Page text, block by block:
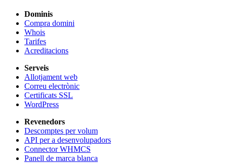
Dominis
Compra domini
Whois
Tarifes
Acreditacions
Serveis
Allotjament web
Correu electrònic
Certificats SSL
WordPress
Revenedors
Descomptes per volum
API per a desenvolupadors
Connector WHMCS
Panell de marca blanca